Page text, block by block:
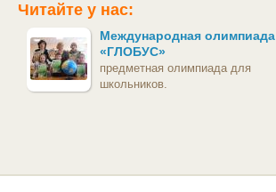
Читайте у нас:
Международная олимпиада
«ГЛОБУС»
предметная олимпиада для
школьников.